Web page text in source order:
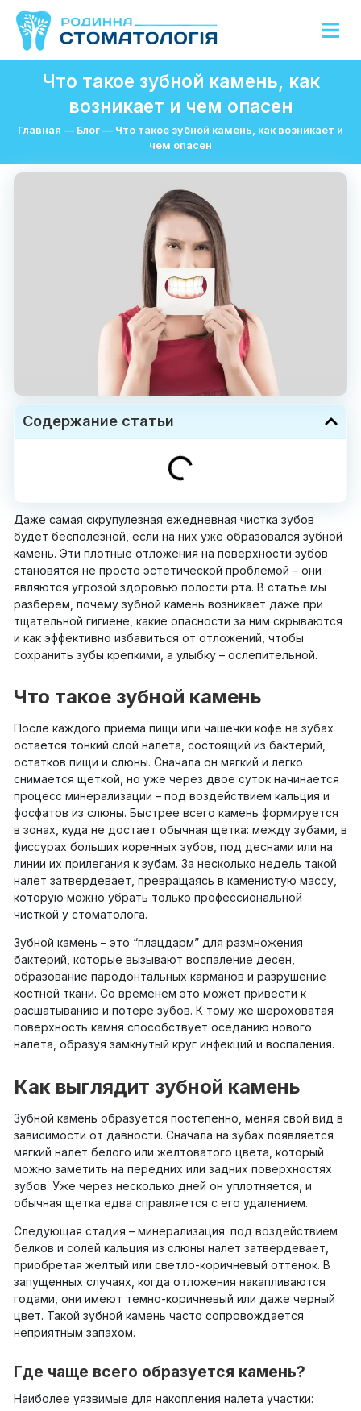
Что такое зубной камень, как
возникает и чем опасен
Главная — Блог — Что такое зубной камень, как возникает и
чем опасен
Содержание статьи
Даже самая скрупулезная ежедневная чистка зубов
будет бесполезной, если на них уже образовался зубной
камень. Эти плотные отложения на поверхности зубов
становятся не просто эстетической проблемой – они
являются угрозой здоровью полости рта. В статье мы
разберем, почему зубной камень возникает даже при
тщательной гигиене, какие опасности за ним скрываются
и как эффективно избавиться от отложений, чтобы
сохранить зубы крепкими, а улыбку – ослепительной.
Что такое зубной камень
После каждого приема пищи или чашечки кофе на зубах
остается тонкий слой налета, состоящий из бактерий,
остатков пищи и слюны. Сначала он мягкий и легко
снимается щеткой, но уже через двое суток начинается
процесс минерализации – под воздействием кальция и
фосфатов из слюны. Быстрее всего камень формируется
в зонах, куда не достает обычная щетка: между зубами, в
фиссурах больших коренных зубов, под деснами или на
линии их прилегания к зубам. За несколько недель такой
налет затвердевает, превращаясь в каменистую массу,
которую можно убрать только профессиональной
чисткой у стоматолога.
Зубной камень – это “плацдарм” для размножения
бактерий, которые вызывают воспаление десен,
образование пародонтальных карманов и разрушение
костной ткани. Со временем это может привести к
расшатыванию и потере зубов. К тому же шероховатая
поверхность камня способствует оседанию нового
налета, образуя замкнутый круг инфекций и воспаления.
Как выглядит зубной камень
Зубной камень образуется постепенно, меняя свой вид в
зависимости от давности. Сначала на зубах появляется
мягкий налет белого или желтоватого цвета, который
можно заметить на передних или задних поверхностях
зубов. Уже через несколько дней он уплотняется, и
обычная щетка едва справляется с его удалением.
Следующая стадия – минерализация: под воздействием
белков и солей кальция из слюны налет затвердевает,
приобретая желтый или светло-коричневый оттенок. В
запущенных случаях, когда отложения накапливаются
годами, они имеют темно-коричневый или даже черный
цвет. Такой зубной камень часто сопровождается
неприятным запахом.
Где чаще всего образуется камень?
Наиболее уязвимые для накопления налета участки: